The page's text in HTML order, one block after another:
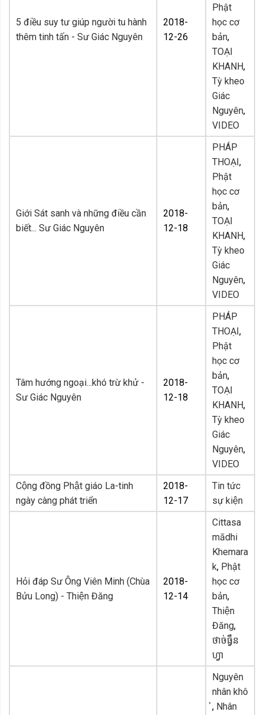
5 điều suy tư giúp người tu hành
thêm tinh tấn - Sư Giác Nguyên
2018-
12-26
Phật
học cơ
bản,
TOẠI
KHANH,
Tỳ kheo
Giác
Nguyên,
VIDEO
Giới Sát sanh và những điều cần
biết... Sư Giác Nguyên
2018-
12-18
PHÁP
THOẠI,
Phật
học cơ
bản,
TOẠI
KHANH,
Tỳ kheo
Giác
Nguyên,
VIDEO
Tâm hướng ngoại...khó trừ khử -
Sư Giác Nguyên
2018-
12-18
PHÁP
THOẠI,
Phật
học cơ
bản,
TOẠI
KHANH,
Tỳ kheo
Giác
Nguyên,
VIDEO
Cộng đồng Phật giáo La-tinh
ngày càng phát triển
2018-
12-17
Tin tức
sự kiện
Hỏi đáp Sư Ông Viên Minh (Chùa
Bửu Long) - Thiện Đăng
2018-
12-14
Cittasa
mādhi
Khemara
k, Phật
học cơ
bản,
Thiện
Đăng,
ថាច់ធ្វឹន
ហ្វា
Nguyên
nhân khô
, Nhân